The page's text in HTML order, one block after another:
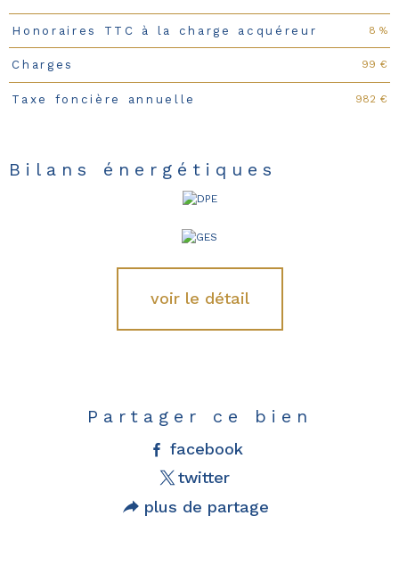
Honoraires TTC à la charge acquéreur 8 %
Charges 99 €
Taxe foncière annuelle 982 €
Bilans énergétiques
voir le détail
Partager ce bien
facebook
twitter
plus de partage